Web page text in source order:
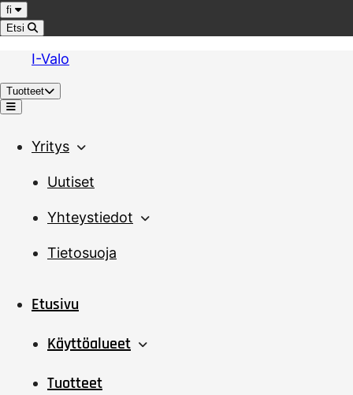
Hyppää sisältöön
Kieli
fi
Etsi
I-Valo
Tuotteet
Valikko
Yritys
Uutiset
Yhteystiedot
Tietosuoja
Etusivu
Käyttöalueet
Tuotteet